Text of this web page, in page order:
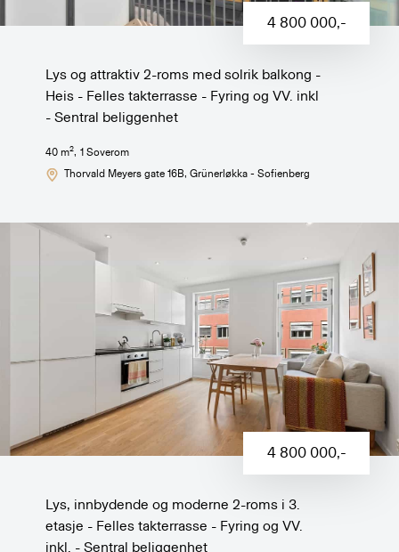
4 800 000,-
Lys og attraktiv 2-roms med solrik balkong -
Heis - Felles takterrasse - Fyring og VV. inkl
- Sentral beliggenhet
40 m2, 1 Soverom
Thorvald Meyers gate 16B, Grünerløkka - Sofienberg
4 800 000,-
Lys, innbydende og moderne 2-roms i 3.
etasje - Felles takterrasse - Fyring og VV.
inkl. - Sentral beliggenhet